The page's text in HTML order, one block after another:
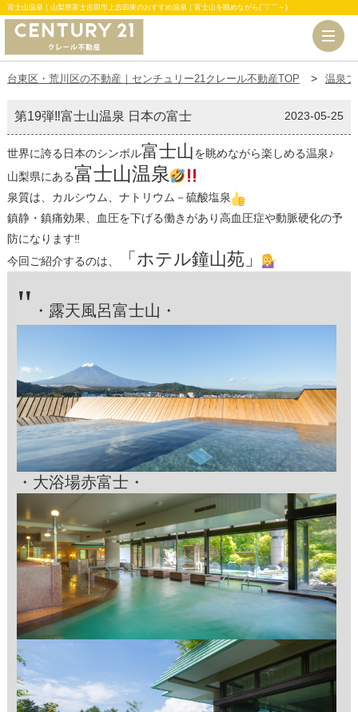
富士山温泉｜山梨県富士吉田市上吉田東のおすすめ温泉｜富士山を眺めながら(ˉ▽￣～)
台東区・荒川区の不動産｜センチュリー21クレール不動産TOP 温泉
第19弾‼富士山温泉 日本の富士 2023-05-25
世界に誇る日本のシンボル富士山を眺めながら楽しめる温泉♪
山梨県にある富士山温泉
泉質は、カルシウム、ナトリウム－硫酸塩泉
鎮静・鎮痛効果、血圧を下げる働きがあり高血圧症や動脈硬化の予
防になります‼
今回ご紹介するのは、
「ホテル鐘山苑」
" ・露天風呂富士山・
・大浴場赤富士・